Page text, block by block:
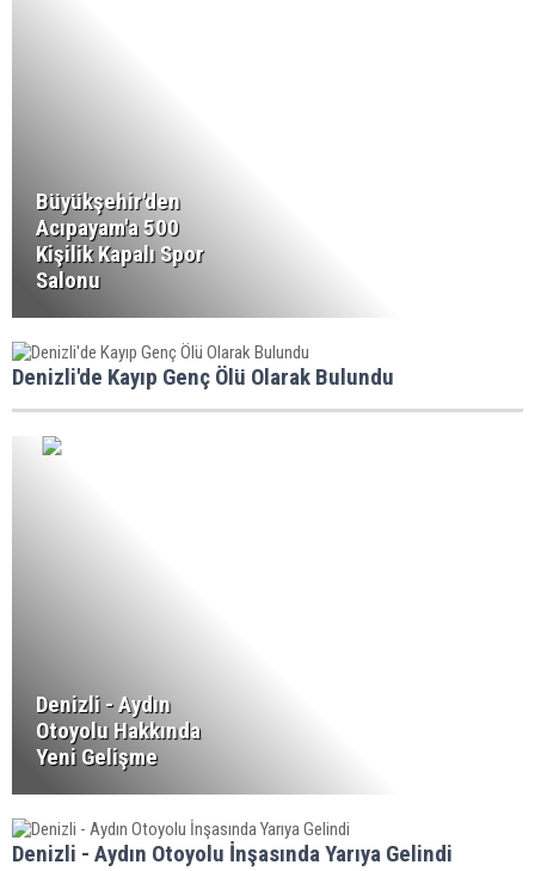
Büyükşehir'den
Acıpayam'a 500
Kişilik Kapalı Spor
Salonu
Denizli'de Kayıp Genç Ölü Olarak Bulundu
Denizli - Aydın
Otoyolu Hakkında
Yeni Gelişme
Denizli - Aydın Otoyolu İnşasında Yarıya Gelindi